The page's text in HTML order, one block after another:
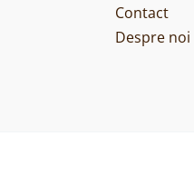
Contact
Despre noi